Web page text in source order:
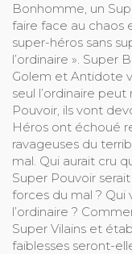
Bonhomme, un
faire face au chaos
super-héros sans
l’ordinaire ». Super
Golem et Antidote
seul l’ordinaire peut
Pouvoir, ils vont
Héros ont échoué
ravageuses du
mal. Qui aurait cru
Super Pouvoir
forces du mal ? Qui
l’ordinaire ?
Super Vilains et
faiblesses seront-